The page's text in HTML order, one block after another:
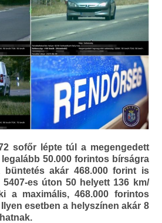
sofőr lépte túl a megengedett
50.000 forintos bírságra
büntetés akár 468.000 forint is
es úton 50 helyett 136 km/
a maximális, 468.000 forintos
esetben a helyszínen akár 8